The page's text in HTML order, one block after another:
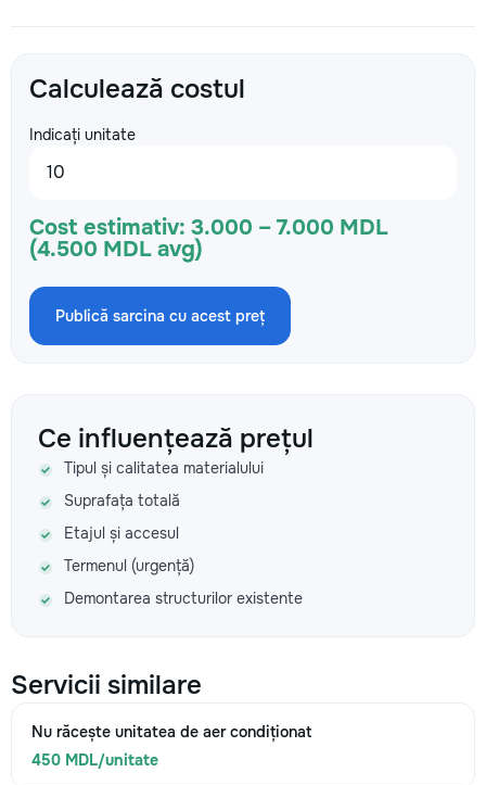
Calculează costul
Indicați unitate
Cost estimativ: 3.000 – 7.000 MDL
(4.500 MDL avg)
Publică sarcina cu acest preț
Ce influențează prețul
Tipul și calitatea materialului
Suprafața totală
Etajul și accesul
Termenul (urgență)
Demontarea structurilor existente
Servicii similare
Nu răcește unitatea de aer condiționat
450 MDL/unitate